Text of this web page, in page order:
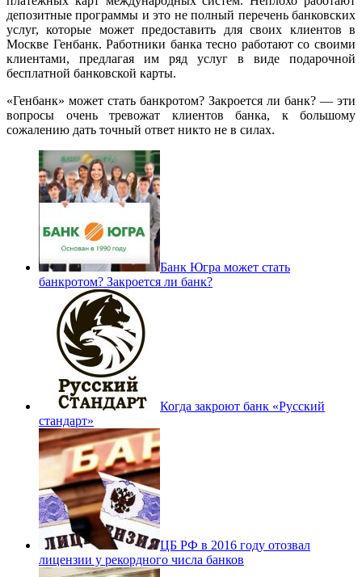
депозитные программы и это не полный перечень банковских
услуг, которые может предоставить для своих клиентов в
Москве Генбанк. Работники банка тесно работают со своими
клиентами, предлагая им ряд услуг в виде подарочной
бесплатной банковской карты.
«Генбанк» может стать банкротом? Закроется ли банк? — эти
вопросы очень тревожат клиентов банка, к большому
сожалению дать точный ответ никто не в силах.
Банк Югра может стать
банкротом? Закроется ли банк?
Когда закроют банк «Русский
стандарт»
ЦБ РФ в 2016 году отозвал
лицензии у рекордного числа банков